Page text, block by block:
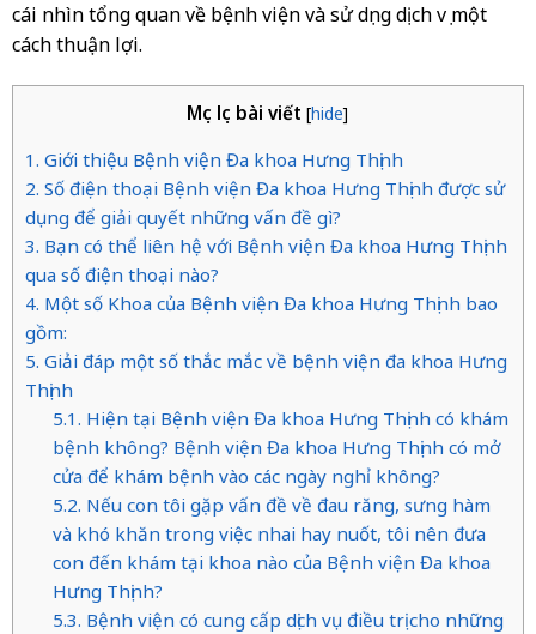
cái nhìn tổng quan về bệnh viện và sử dụng dịch vụ một
cách thuận lợi.
Mục lục bài viết [hide]
1. Giới thiệu Bệnh viện Đa khoa Hưng Thịnh
2. Số điện thoại Bệnh viện Đa khoa Hưng Thịnh được sử
dụng để giải quyết những vấn đề gì?
3. Bạn có thể liên hệ với Bệnh viện Đa khoa Hưng Thịnh
qua số điện thoại nào?
4. Một số Khoa của Bệnh viện Đa khoa Hưng Thịnh bao
gồm:
5. Giải đáp một số thắc mắc về bệnh viện đa khoa Hưng
Thịnh
5.1. Hiện tại Bệnh viện Đa khoa Hưng Thịnh có khám
bệnh không? Bệnh viện Đa khoa Hưng Thịnh có mở
cửa để khám bệnh vào các ngày nghỉ không?
5.2. Nếu con tôi gặp vấn đề về đau răng, sưng hàm
và khó khăn trong việc nhai hay nuốt, tôi nên đưa
con đến khám tại khoa nào của Bệnh viện Đa khoa
Hưng Thịnh?
5.3. Bệnh viện có cung cấp dịch vụ điều trị cho những